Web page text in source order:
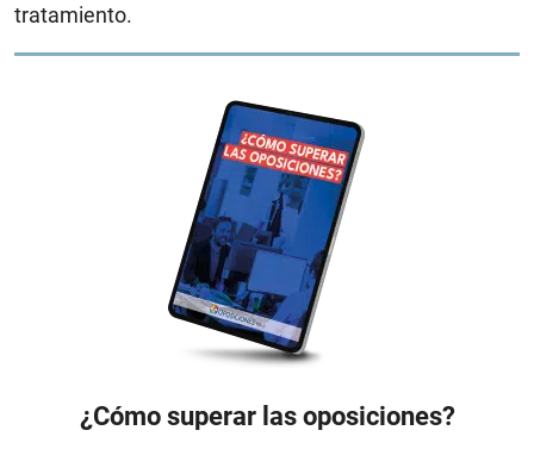
tratamiento.
¿Cómo superar las oposiciones?